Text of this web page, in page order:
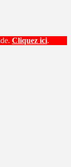
Cliquez ici.